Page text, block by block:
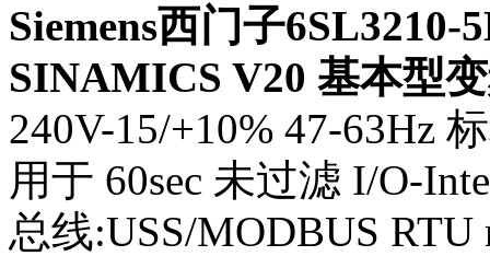
Siemens西门子6SL3210-
SINAMICS V20 基本型
240V-15/+10% 47-63Hz
用于 60sec 未过滤 I/O-
总线:USS/MODBUS RTU